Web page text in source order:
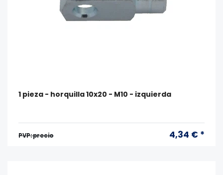
1 pieza - horquilla 10x20 - M10 - izquierda
PVP: precio 4,34 € *